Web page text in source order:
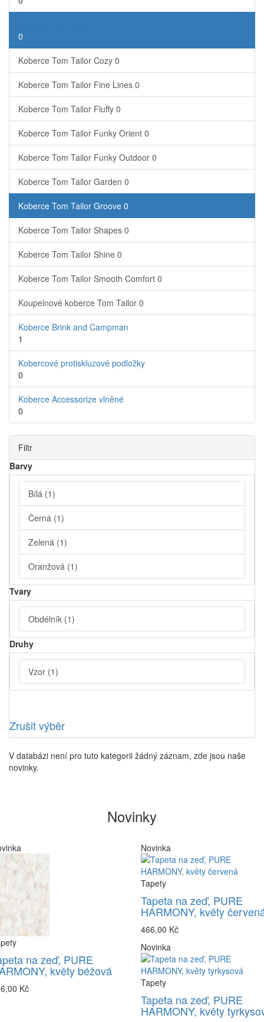
0
Koberce Tom Tailor Cozy 0
Koberce Tom Tailor Fine Lines 0
Koberce Tom Tailor Fluffy 0
Koberce Tom Tailor Funky Orient 0
Koberce Tom Tailor Funky Outdoor 0
Koberce Tom Tailor Garden 0
Koberce Tom Tailor Groove 0
Koberce Tom Tailor Shapes 0
Koberce Tom Tailor Shine 0
Koberce Tom Tailor Smooth Comfort 0
Koupelnové koberce Tom Tailor 0
Koberce Brink and Campman
1
Kobercové protiskluzové podložky
0
Koberce Accessorize vlněné
0
Filtr
Barvy
Bílá (1)
Černá (1)
Zelená (1)
Oranžová (1)
Tvary
Obdélník (1)
Druhy
Vzor (1)
Zrušit výběr
V databázi není pro tuto kategorii žádný záznam, zde jsou naše
novinky.
Novinky
na zeď, PURE
květy béžová
Kč
Novinka
Tapety
Tapeta na zeď, PURE
HARMONY, květy
466,00 Kč
Novinka
Tapety
Tapeta na zeď, PURE
HARMONY, květy